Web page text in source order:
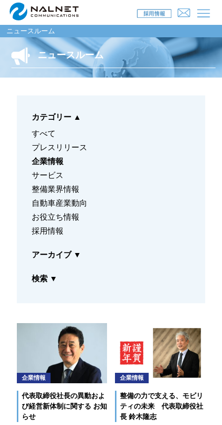
ニュースルーム
ニュースルーム
カテゴリー ▲
すべて
プレスリリース
企業情報
サービス
整備業界情報
自動車産業動向
お役立ち情報
採用情報
アーカイブ ▼
検索 ▼
企業情報
代表取締役社長の異動およ
び経営新体制に関する お知
らせ
企業情報
整備の力で支える、モビリ
ティの未来 代表取締役社
長 鈴木隆志
リース会社のお客様
自動車リース提携(LMS)
残価保証
マイカーリースサポート
車両買取
なるほどネット
緊急ロードサービス
一般企業のお客様
福祉車両メンテナンス
なるほどネット
緊急ロードサービス